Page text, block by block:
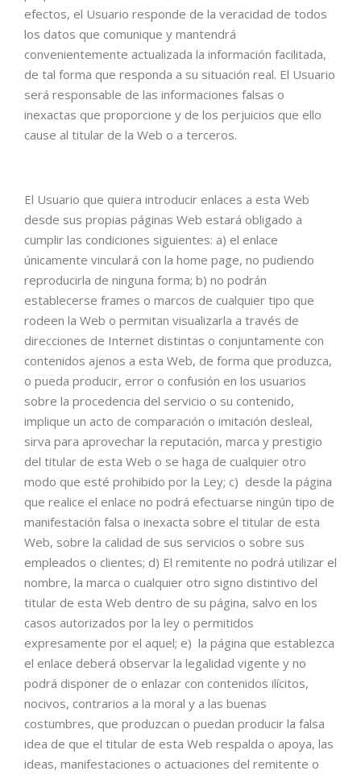
efectos, el Usuario responde de la veracidad de todos
los datos que comunique y mantendrá
convenientemente actualizada la información facilitada,
de tal forma que responda a su situación real. El Usuario
será responsable de las informaciones falsas o
inexactas que proporcione y de los perjuicios que ello
cause al titular de la Web o a terceros.
El Usuario que quiera introducir enlaces a esta Web
desde sus propias páginas Web estará obligado a
cumplir las condiciones siguientes: a) el enlace
únicamente vinculará con la home page, no pudiendo
reproducirla de ninguna forma; b) no podrán
establecerse frames o marcos de cualquier tipo que
rodeen la Web o permitan visualizarla a través de
direcciones de Internet distintas o conjuntamente con
contenidos ajenos a esta Web, de forma que produzca,
o pueda producir, error o confusión en los usuarios
sobre la procedencia del servicio o su contenido,
implique un acto de comparación o imitación desleal,
sirva para aprovechar la reputación, marca y prestigio
del titular de esta Web o se haga de cualquier otro
modo que esté prohibido por la Ley; c) desde la página
que realice el enlace no podrá efectuarse ningún tipo de
manifestación falsa o inexacta sobre el titular de esta
Web, sobre la calidad de sus servicios o sobre sus
empleados o clientes; d) El remitente no podrá utilizar el
nombre, la marca o cualquier otro signo distintivo del
titular de esta Web dentro de su página, salvo en los
casos autorizados por la ley o permitidos
expresamente por el aquel; e) la página que establezca
el enlace deberá observar la legalidad vigente y no
podrá disponer de o enlazar con contenidos ilícitos,
nocivos, contrarios a la moral y a las buenas
costumbres, que produzcan o puedan producir la falsa
idea de que el titular de esta Web respalda o apoya, las
ideas, manifestaciones o actuaciones del remitente o